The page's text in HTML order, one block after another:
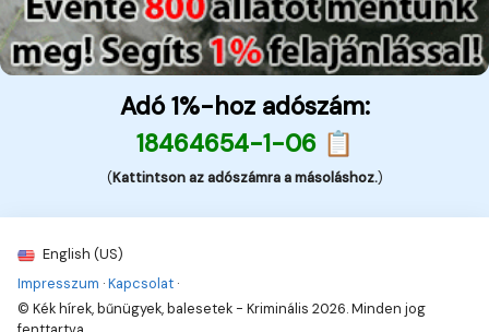
Adó 1%-hoz adószám:
18464654-1-06 📋
(Kattintson az adószámra a másoláshoz.)
English (US)
Impresszum ·Kapcsolat ·
© Kék hírek, bűnügyek, balesetek - Kriminális 2026. Minden jog